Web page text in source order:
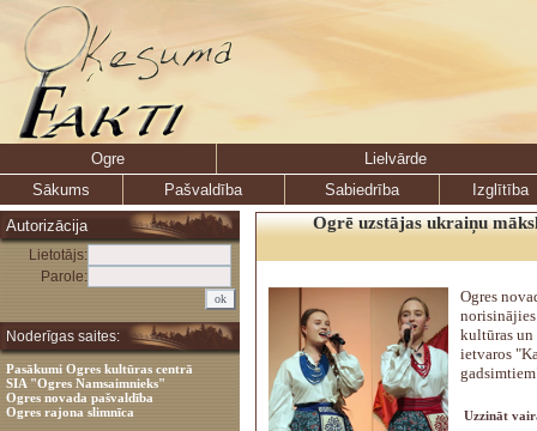
Ogre
Lielvārde
Sākums
Pašvaldība Sabiedrība
Izglītība
Autorizācija
Lietotājs:
Parole:
Noderīgas saites:
Pasākumi Ogres kultūras centrā
SIA "Ogres Namsaimnieks"
Ogres novada pašvaldība
Ogres rajona slimnīca
Ogrē uzstājas ukraiņu
Ogres
kultūras un
ietvaros
Uzzināt